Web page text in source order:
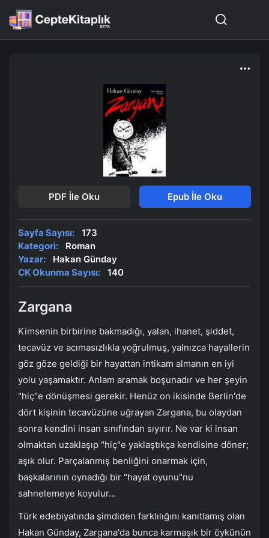
PDF İle Oku Epub İle Oku
Sayfa Sayısı:
173
Kategori:
Roman
Yazar:
Hakan Günday
CK Okunma Sayısı:
140
Zargana
Kimsenin birbirine bakmadığı, yalan, ihanet, şiddet,
tecavüz ve acımasızlıkla yoğrulmuş, yalnızca hayallerin
göz göze geldiği bir hayattan intikam almanın en iyi
yolu yaşamaktır. Anlam aramak boşunadır ve her şeyin
"hiç"e dönüşmesi gerekir. Henüz on ikisinde Berlin'de
dört kişinin tecavüzüne uğrayan Zargana, bu olaydan
sonra kendini insan sınıfından sıyırır. Ne var ki insan
olmaktan uzaklaşıp "hiç"e yaklaştıkça kendisine döner;
aşık olur. Parçalanmış benliğini onarmak için,
başkalarının oynadığı bir "hayat oyunu"nu
sahnelemeye koyulur...
Türk edebiyatında şimdiden farklılığını kanıtlamış olan
Hakan Günday, Zargana'da bunca karmaşık bir öykünün